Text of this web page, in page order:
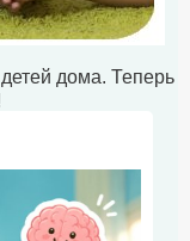
дома. Теперь